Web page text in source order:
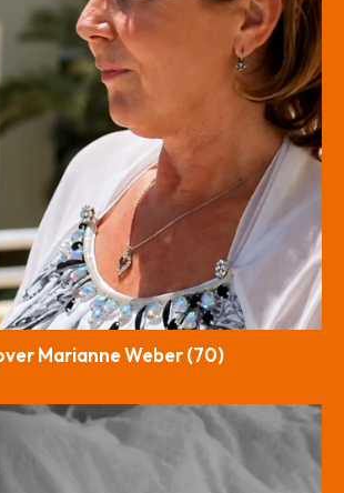
Marianne Weber (70)